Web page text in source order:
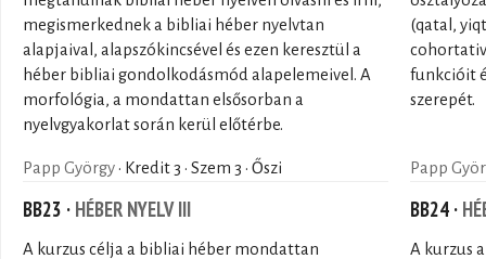
megismerkednek a bibliai héber nyelvtan
alapjaival, alapszókincsével és ezen keresztül a
héber bibliai gondolkodásmód alapelemeivel. A
morfológia, a mondattan elsősorban a
nyelvgyakorlat során kerül előtérbe.
(qatal,
funkcióit
szerepét.
Papp György· Kredit 3 · Szem 3 · Őszi
BB23 · HÉBER NYELV III
A kurzus célja a bibliai héber mondattan
Papp
BB24 ·
A kurzus